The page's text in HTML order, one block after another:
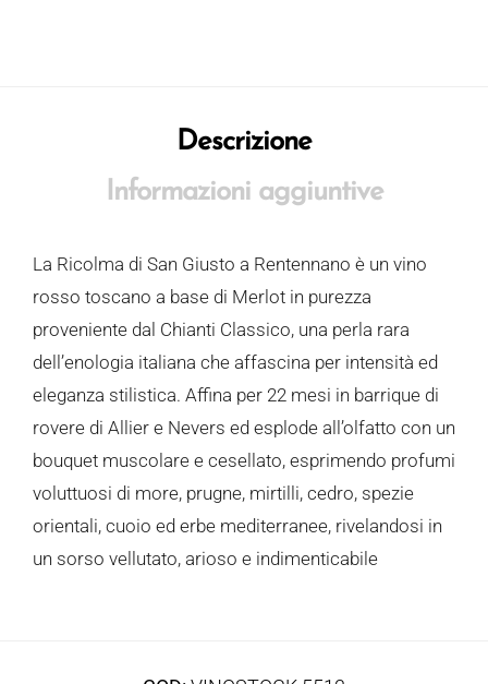
Descrizione
Informazioni aggiuntive
La Ricolma di San Giusto a Rentennano è un vino
rosso toscano a base di Merlot in purezza
proveniente dal Chianti Classico, una perla rara
dell’enologia italiana che affascina per intensità ed
eleganza stilistica. Affina per 22 mesi in barrique di
rovere di Allier e Nevers ed esplode all’olfatto con un
bouquet muscolare e cesellato, esprimendo profumi
voluttuosi di more, prugne, mirtilli, cedro, spezie
orientali, cuoio ed erbe mediterranee, rivelandosi in
un sorso vellutato, arioso e indimenticabile